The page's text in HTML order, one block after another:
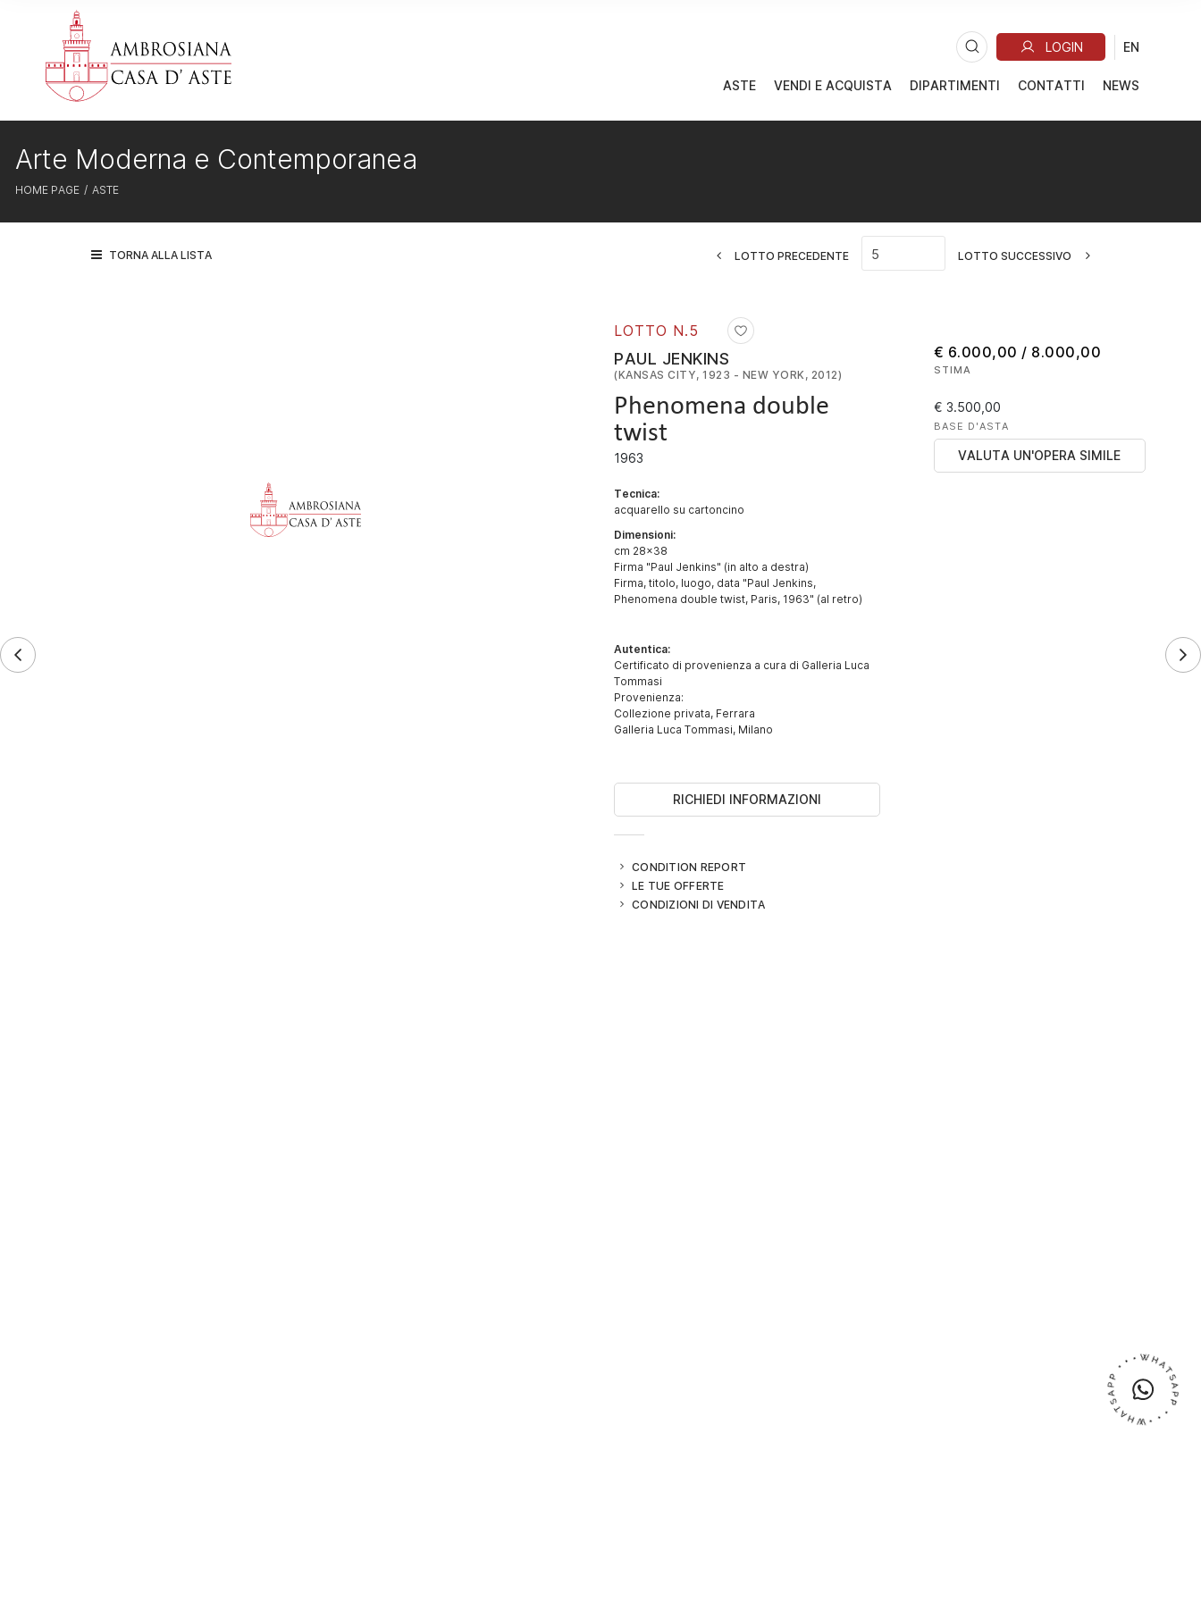
ASTE VENDI E ACQUISTA DIPARTIMENTI CONTATTI NEWS
HOME PAGE ASTE
Arte Moderna e Contemporanea
TORNA ALLA LISTA LOTTO PRECEDENTE LOTTO SUCCESSIVO
LOTTO N.5
PAUL JENKINS
(KANSAS CITY, 1923 - NEW YORK, 2012)
Phenomena double
twist
1963
Tecnica:
acquarello su cartoncino
Dimensioni:
cm 28x38
Firma "Paul Jenkins" (in alto a destra)
Firma, titolo, luogo, data "Paul Jenkins,
Phenomena double twist, Paris, 1963" (al retro)
Autentica:
Certificato di provenienza a cura di Galleria Luca
Tommasi
Provenienza:
Collezione privata, Ferrara
Galleria Luca Tommasi, Milano
RICHIEDI INFORMAZIONI
CONDITION REPORT
LE TUE OFFERTE
CONDIZIONI DI VENDITA
€ 6.000,00 / 8.000,00
STIMA
€ 3.500,00
BASE D'ASTA
VALUTA UN'OPERA SIMILE